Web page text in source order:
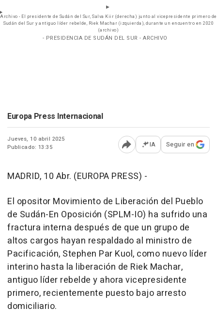
Archivo - El presidente de Sudán del Sur, Salva Kiir (derecha) junto al vicepresidente primero de
Sudán del Sur y antiguo líder rebelde, Riek Machar (izquierda), durante un encuentro en 2020
(archivo)
- PRESIDENCIA DE SUDÁN DEL SUR - ARCHIVO
Europa Press Internacional
Jueves, 10 abril 2025
Publicado: 13:35
Abrir opciones para
IA Seguir en
MADRID, 10 Abr. (EUROPA PRESS) -
El opositor Movimiento de Liberación del Pueblo
de Sudán-En Oposición (SPLM-IO) ha sufrido una
fractura interna después de que un grupo de
altos cargos hayan respaldado al ministro de
Pacificación, Stephen Par Kuol, como nuevo líder
interino hasta la liberación de Riek Machar,
antiguo líder rebelde y ahora vicepresidente
primero, recientemente puesto bajo arresto
domiciliario.